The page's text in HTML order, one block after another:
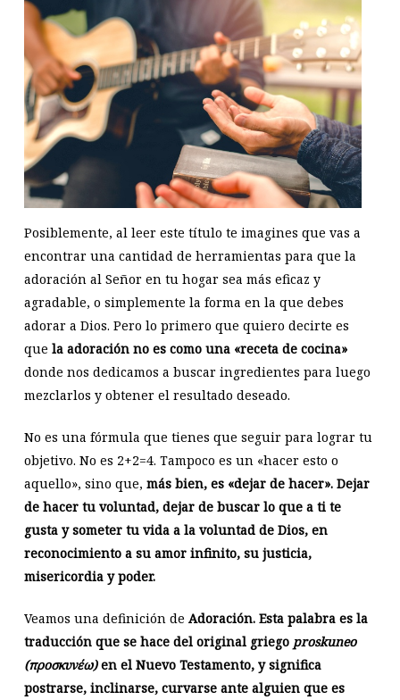
Posiblemente, al leer este título te imagines que vas a
encontrar una cantidad de herramientas para que la
adoración al Señor en tu hogar sea más eficaz y
agradable, o simplemente la forma en la que debes
adorar a Dios. Pero lo primero que quiero decirte es
que la adoración no es como una «receta de cocina»
donde nos dedicamos a buscar ingredientes para luego
mezclarlos y obtener el resultado deseado.
No es una fórmula que tienes que seguir para lograr tu
objetivo. No es 2+2=4. Tampoco es un «hacer esto o
aquello», sino que, más bien, es «dejar de hacer». Dejar
de hacer tu voluntad, dejar de buscar lo que a ti te
gusta y someter tu vida a la voluntad de Dios, en
reconocimiento a su amor infinito, su justicia,
misericordia y poder.
Veamos una definición de Adoración. Esta palabra es la
traducción que se hace del original griego proskuneo
(προσκυνέω)en el Nuevo Testamento, y significa
postrarse, inclinarse, curvarse ante alguien que es